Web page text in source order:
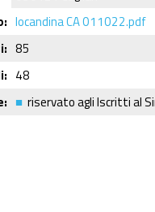
locandina CA 011022.pdf
85
48
riservato agli Iscritti al